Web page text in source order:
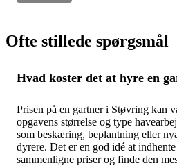
Ofte stillede spørgsmål
Hvad koster det at hyre en
Prisen på en gartner i Støvring kan
opgavens størrelse og type
som beskæring, beplantning eller
dyrere. Det er en god idé at
sammenligne priser og finde den